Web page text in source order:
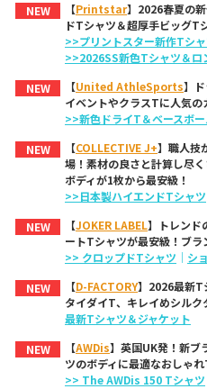
NEW
【Printstar】2026春夏の
ドTシャツ＆超厚手ビッグT
>>プリントスター新作Tシ
>>2026SS新色Tシャツ＆ロ
NEW
【United AthleSports】
イベントやクラスTに人気の
>>新色ドライT＆ベースボ
NEW
【COLLECTIVE J+】職人技
場！素材の良さと計算し尽
ボディが1枚から最安級！
>>日本製ハイエンドTシャツ
NEW
【JOKER LABEL】トレンド
ートTシャツが最安級！ブラ
>> クロップドTシャツ ｜ シ
NEW
【D-FACTORY】2026最新T
タイダイT、キレイめシルク
最新Tシャツ＆ジャケット
NEW
【AWDis】英国UK発！新ブ
ツのボディに最適なおしゃ
>> The AWDis 150 Tシャツ